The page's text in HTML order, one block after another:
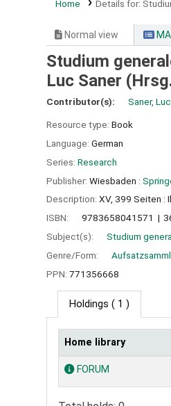
Home Details for:
Normal view
Studium
Luc Saner
Contributor(s): Saner, Luc
Resource type: Book
Language: German
Series: Research
Publisher: Wiesbaden :
Description: XV, 399 Seiten :
ISBN:
9783658041571
Subject(s):
Studium
Genre/Form:
PPN: 771356668
Holdings ( 1 )
Holdings
Home library
FORUM